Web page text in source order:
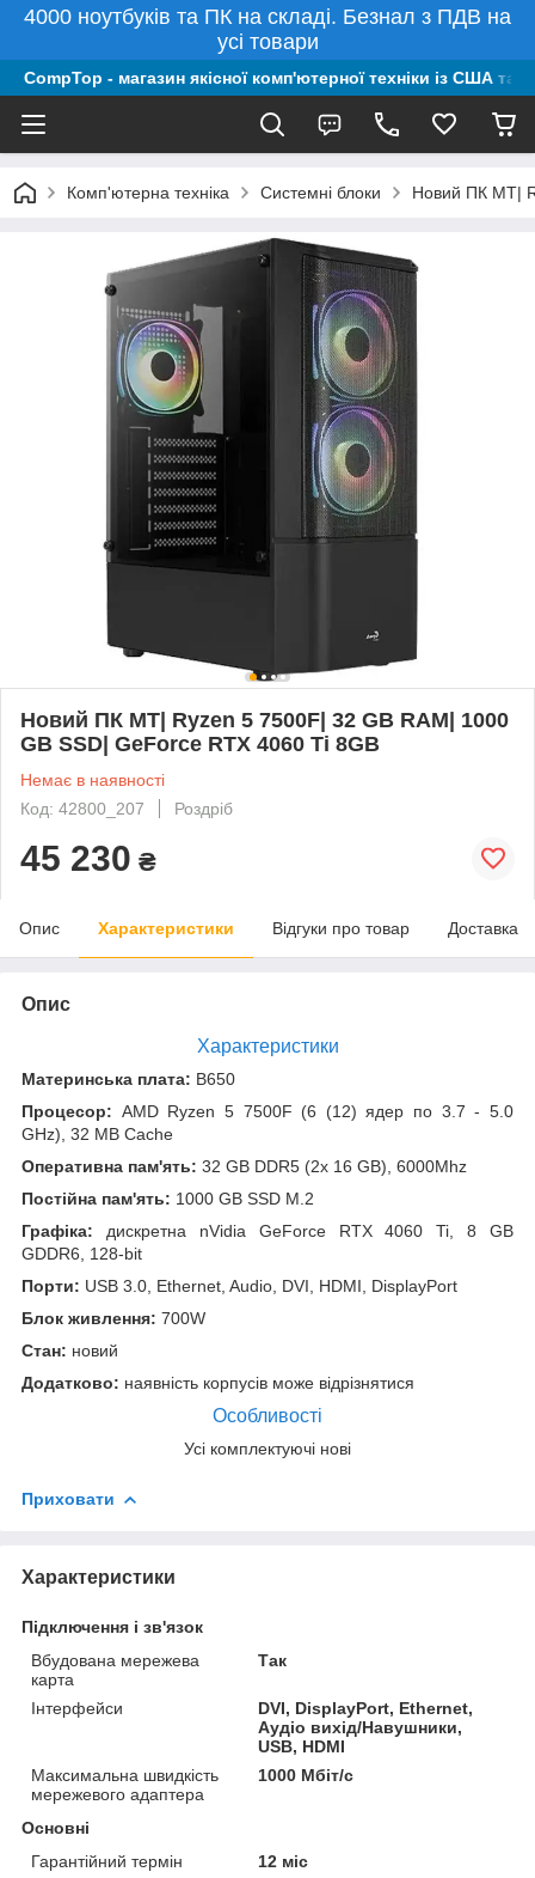
4000 ноутбуків та ПК на складі. Безнал з ПДВ на
усі товари
CompTop - магазин якісної комп'ютерної техніки із США та
Комп'ютерна техніка Системні блоки Новий ПК MT|
Новий ПК MT| Ryzen 5 7500F| 32 GB RAM| 1000
GB SSD| GeForce RTX 4060 Ti 8GB
Немає в наявності
Код: 42800_207
Роздріб
45 230 ₴
Опис Характеристики Відгуки про товар Доставка
Опис
Характеристики
Материнська плата: B650
Процесор: AMD Ryzen 5 7500F (6 (12) ядер по 3.7 - 5.0
GHz), 32 MB Cache
Оперативна пам'ять: 32 GB DDR5 (2x 16 GB), 6000Mhz
Постійна пам'ять: 1000 GB SSD M.2
Графіка: дискретна nVidia GeForce RTX 4060 Ti, 8 GB
GDDR6, 128-bit
Порти: USB 3.0, Ethernet, Audio, DVI, HDMI, DisplayPort
Блок живлення: 700W
Стан: новий
Додатково: наявність корпусів може відрізнятися
Особливості
Усі комплектуючі нові
Приховати
Характеристики
Підключення і зв'язок
Вбудована мережева
карта
Так
Інтерфейси
DVI, DisplayPort, Ethernet,
Аудіо вихід/Навушники,
USB, HDMI
Максимальна швидкість
мережевого адаптера
1000 Мбіт/с
Основні
Гарантійний термін
12 міс